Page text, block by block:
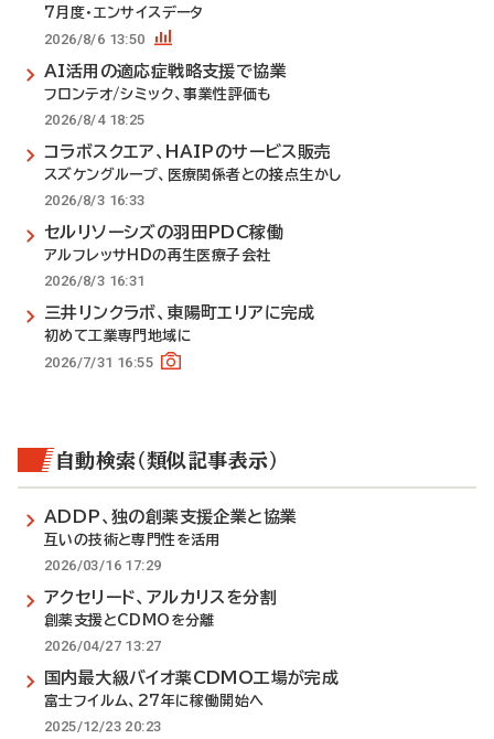
7月度・エンサイスデータ
2026/8/6 13:50
AI活用の適応症戦略支援で協業
フロンテオ/シミック、事業性評価も
2026/8/4 18:25
コラボスクエア、HAIPのサービス販売
スズケングループ、医療関係者との接点生かし
2026/8/3 16:33
セルリソーシズの羽田PDC稼働
アルフレッサHDの再生医療子会社
2026/8/3 16:31
三井リンクラボ、東陽町エリアに完成
初めて工業専門地域に
2026/7/31 16:55
自動検索（類似記事表示）
ADDP、独の創薬支援企業と協業
互いの技術と専門性を活用
2026/03/16 17:29
アクセリード、アルカリスを分割
創薬支援とCDMOを分離
2026/04/27 13:27
国内最大級バイオ薬CDMO工場が完成
富士フイルム、27年に稼働開始へ
2025/12/23 20:23